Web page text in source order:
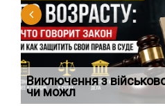
Виключення з
чи можл